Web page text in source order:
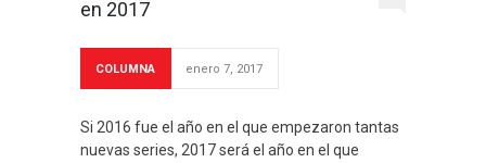
en 2017
COLUMNA enero 7, 2017
Si 2016 fue el año en el que empezaron tantas
nuevas series, 2017 será el año en el que